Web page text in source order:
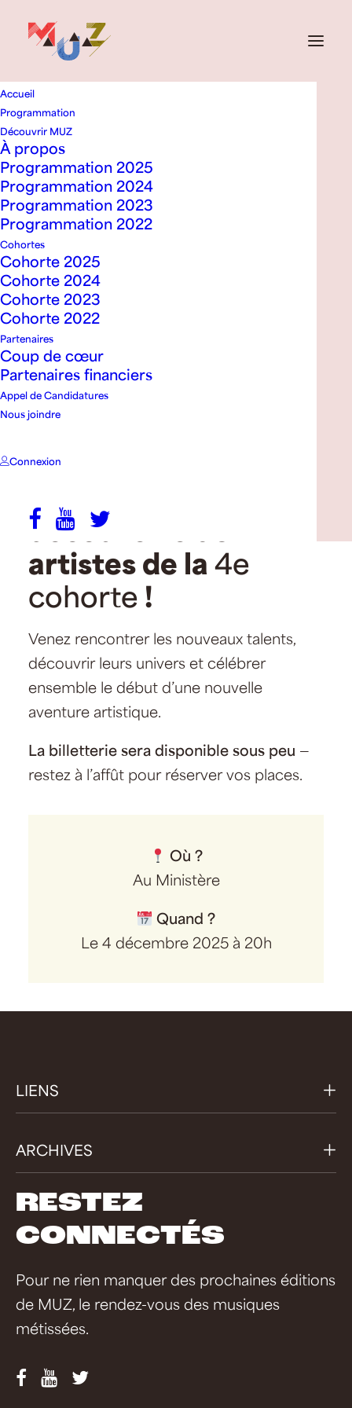
Accueil
Programmation
Découvrir MUZ
À propos
Programmation 2025
Programmation 2024
Programmation 2023
Programmation 2022
Cohortes
Cohorte 2025
Cohorte 2024
Cohorte 2023
Cohorte 2022
Partenaires
Coup de cœur
Partenaires financiers
Appel de Candidatures
Nous joindre
Connexion
lancement de la 4e
cohorte
soirée spéciale de
découverte
artistes de la 4e
cohorte !
Venez rencontrer les nouveaux talents,
découvrir leurs univers et célébrer
ensemble le début d’une nouvelle
aventure artistique.
La billetterie sera disponible sous peu —
restez à l’affût pour réserver vos places.
Où ?
Au Ministère
Quand ?
Le 4 décembre 2025 à 20h
LIENS
ARCHIVES
RESTEZ
CONNECTÉS
Pour ne rien manquer des prochaines éditions
de MUZ, le rendez-vous des musiques
métissées.